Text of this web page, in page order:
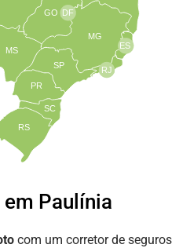
MS
GO
PR
SC
RS
SP
MG
RJ
ES
DF
Paulínia
com um corretor de seguros